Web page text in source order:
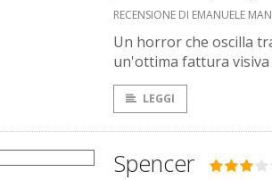
RECENSIONE DI EMANUELE
Un horror che oscilla
un'ottima fattura
LEGGI
Spencer